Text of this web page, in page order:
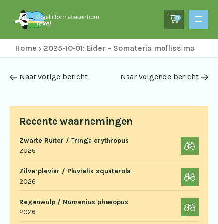
0
Home 2025-10-01: Eider – Somateria mollissima
Recente waarnemingen
Zwarte Ruiter / Tringa erythropus
2026
Zilverplevier / Pluvialis squatarola
2026
Regenwulp / Numenius phaeopus
2026
Naar vorige bericht Naar volgende bericht